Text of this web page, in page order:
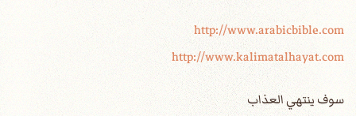
http://www.arabicbible.com
http://www.kalimatalhayat.com
سوف ينتهي العذاب